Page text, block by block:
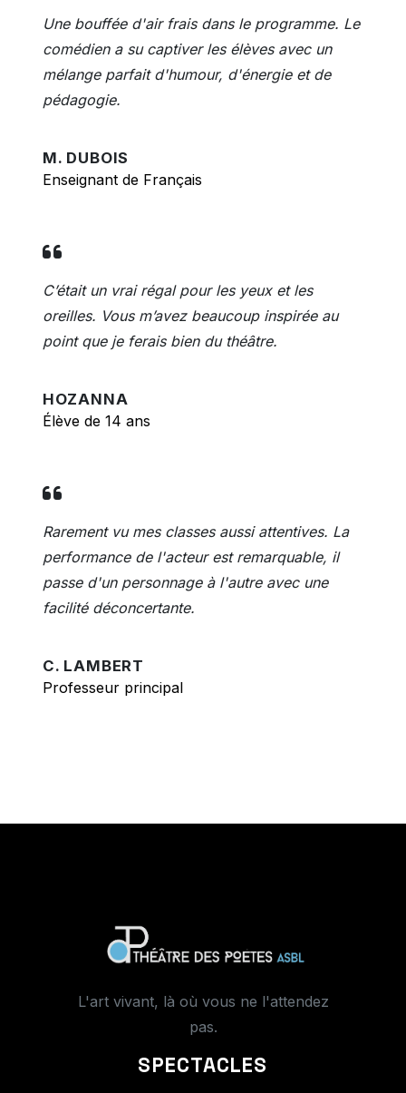
Une bouffée d'air frais dans le programme. Le
comédien a su captiver les élèves avec un
mélange parfait d'humour, d'énergie et de
pédagogie.
M. DUBOIS
Enseignant de Français
C’était un vrai régal pour les yeux et les
oreilles. Vous m’avez beaucoup inspirée au
point que je ferais bien du théâtre.
HOZANNA
Élève de 14 ans
Rarement vu mes classes aussi attentives. La
performance de l'acteur est remarquable, il
passe d'un personnage à l'autre avec une
facilité déconcertante.
C. LAMBERT
Professeur principal
Merci de compléter ce formulaire. Dès
vous afin de finaliser votre réservation :
date(s), horaires,...
L'art vivant, là où vous ne l'attendez
pas.
SPECTACLES